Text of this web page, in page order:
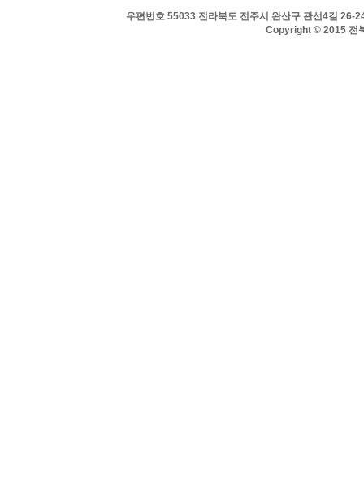
우편번호 55033 전라북도 전주시 완산구 관선4길
Copyright © 2015 전